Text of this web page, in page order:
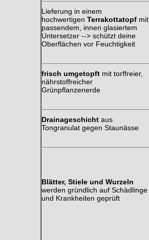
Lieferung in einem
hochwertigen Terrakottatopf mit
passendem, innen glasiertem
Untersetzer --> schützt deine
Oberflächen vor Feuchtigkeit
frisch umgetopft mit torffreier,
nährstoffreicher
Grünpflanzenerde
Drainageschicht aus
Tongranulat gegen Staunässe
Blätter, Stiele und Wurzeln
werden gründlich auf Schädlinge
und Krankheiten geprüft